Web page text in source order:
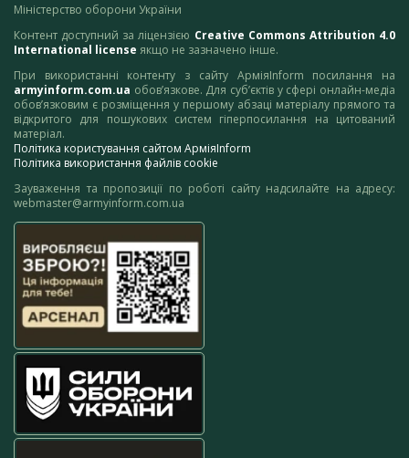
Міністерство оборони України
Контент доступний за ліцензією Creative Commons Attribution 4.0
International license якщо не зазначено інше.
При використанні контенту з сайту АрміяInform посилання на
armyinform.com.ua обов’язкове. Для суб’єктів у сфері онлайн-медіа
обов’язковим є розміщення у першому абзаці матеріалу прямого та
відкритого для пошукових систем гіперпосилання на цитований
матеріал.
Політика користування сайтом АрміяInform
Політика використання файлів cookie
Зауваження та пропозиції по роботі сайту надсилайте на адресу:
webmaster@armyinform.com.ua